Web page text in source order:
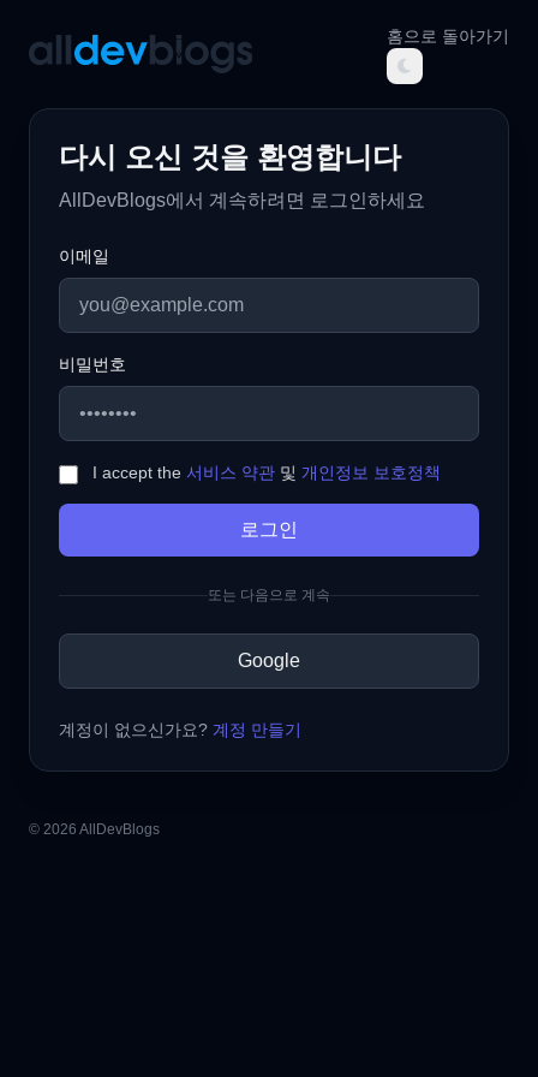
AllDevBlogs
홈으로 돌아가기
다시 오신 것을 환영합니다
AllDevBlogs에서 계속하려면 로그인하세요
이메일
비밀번호
I accept the 서비스 약관 및 개인정보 보호정책
로그인
또는 다음으로 계속
Google
계정이 없으신가요? 계정 만들기
© 2026 AllDevBlogs